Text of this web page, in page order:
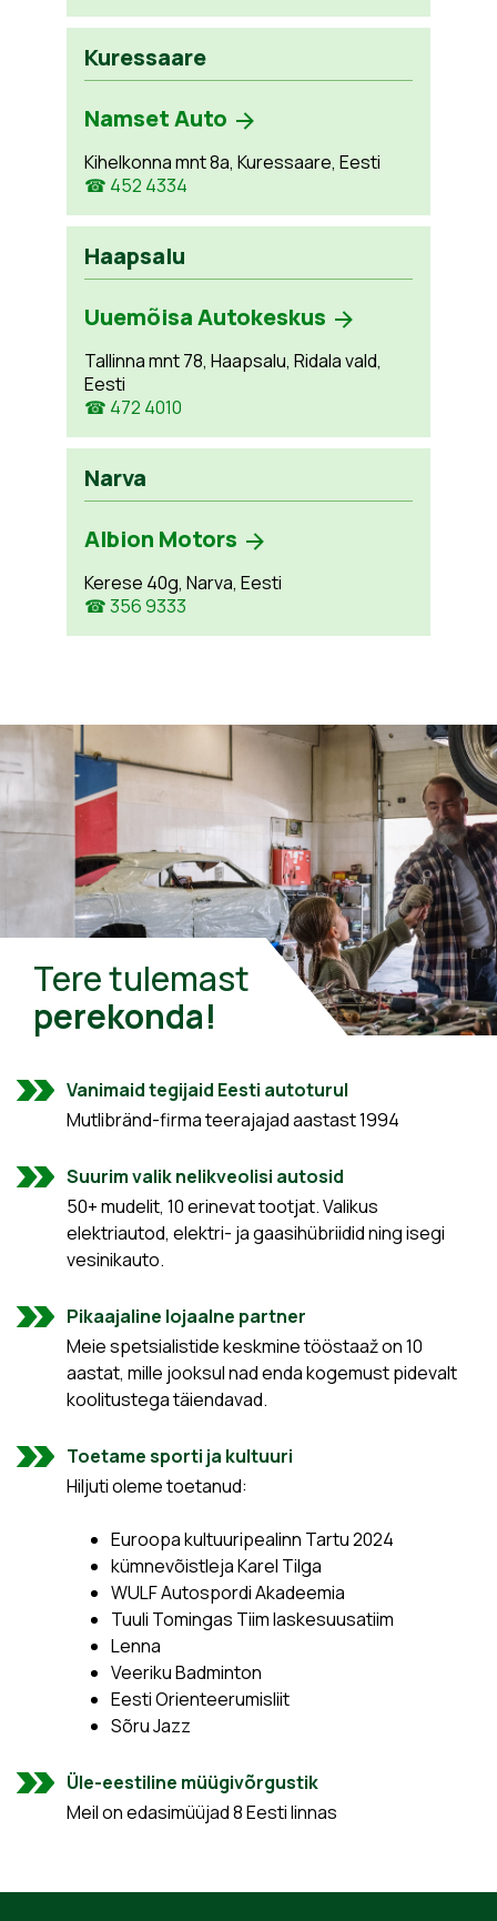
Kuressaare
Namset Auto
Kihelkonna mnt 8a, Kuressaare, Eesti
☎ 452 4334
Haapsalu
Uuemõisa Autokeskus
Tallinna mnt 78, Haapsalu, Ridala vald,
Eesti
☎ 472 4010
Narva
Albion Motors
Kerese 40g, Narva, Eesti
☎ 356 9333
Tere tulemast
perekonda!
Vanimaid tegijaid Eesti autoturul
Mutlibränd-firma teerajajad aastast 1994
Suurim valik nelikveolisi autosid
50+ mudelit, 10 erinevat tootjat. Valikus
elektriautod, elektri- ja gaasihübriidid ning isegi
vesinikauto.
Pikaajaline lojaalne partner
Meie spetsialistide keskmine tööstaaž on 10
aastat, mille jooksul nad enda kogemust pidevalt
koolitustega täiendavad.
Toetame sporti ja kultuuri
Hiljuti oleme toetanud:
Euroopa kultuuripealinn Tartu 2024
kümnevõistleja Karel Tilga
WULF Autospordi Akadeemia
Tuuli Tomingas Tiim laskesuusatiim
Lenna
Veeriku Badminton
Eesti Orienteerumisliit
Sõru Jazz
Üle-eestiline müügivõrgustik
Meil on edasimüüjad 8 Eesti linnas